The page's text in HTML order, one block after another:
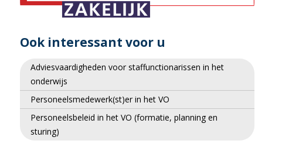
Ook interessant voor u
Adviesvaardigheden voor staffunctionarissen in het
onderwijs
Personeelsmedewerk(st)er in het VO
Personeelsbeleid in het VO (formatie, planning en
sturing)